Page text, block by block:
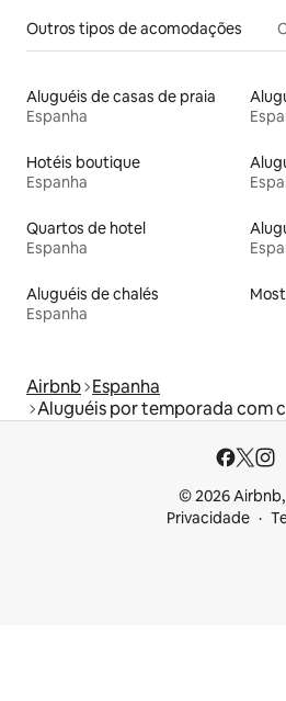
Outros tipos de acomodações
Aluguéis de casas de praia
Espanha
Hotéis boutique
Espanha
Quartos de hotel
Espanha
Aluguéis de chalés
Espanha
Airbnb Espanha
Aluguéis por temporada com
© 2026 Airbnb,
Privacidade